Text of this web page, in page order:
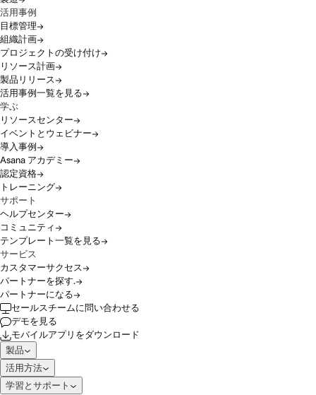
活用事例
目標管理
組織計画
プロジェクトの受け付け
リソース計画
製品リリース
活用事例一覧を見る
学ぶ
リソースセンター
イベントとウェビナー
導入事例
Asana アカデミー
認定資格
トレーニング
サポート
ヘルプセンター
コミュニティ
テンプレート一覧を見る
サービス
カスタマーサクセス
パートナーを探す.
パートナーになる
セールスチームに問い合わせる
デモを見る
モバイルアプリをダウンロード
製品
活用方法
学習とサポート